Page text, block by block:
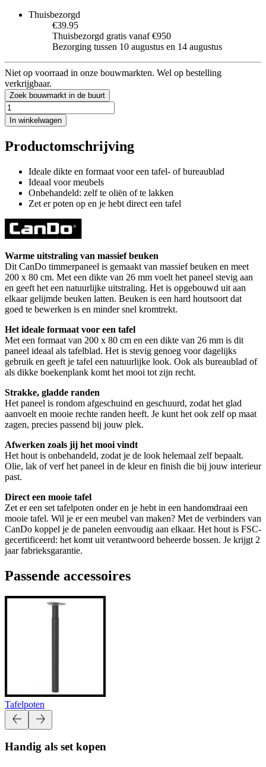
Thuisbezorgd
€39.95
Thuisbezorgd gratis vanaf €950
Bezorging tussen 10 augustus en 14 augustus
Niet op voorraad in onze bouwmarkten. Wel op bestelling
verkrijgbaar.
Zoek bouwmarkt in de buurt
In winkelwagen
Productomschrijving
Ideale dikte en formaat voor een tafel- of bureaublad
Ideaal voor meubels
Onbehandeld: zelf te oliën of te lakken
Zet er poten op en je hebt direct een tafel
Warme uitstraling van massief beuken
Dit CanDo timmerpaneel is gemaakt van massief beuken en meet
200 x 80 cm. Met een dikte van 26 mm voelt het paneel stevig aan
en geeft het een natuurlijke uitstraling. Het is opgebouwd uit aan
elkaar gelijmde beuken latten. Beuken is een hard houtsoort dat
goed te bewerken is en minder snel kromtrekt.
Het ideale formaat voor een tafel
Met een formaat van 200 x 80 cm en een dikte van 26 mm is dit
paneel ideaal als tafelblad. Het is stevig genoeg voor dagelijks
gebruik en geeft je tafel een natuurlijke look. Ook als bureaublad of
als dikke boekenplank komt het mooi tot zijn recht.
Strakke, gladde randen
Het paneel is rondom afgeschuind en geschuurd, zodat het glad
aanvoelt en mooie rechte randen heeft. Je kunt het ook zelf op maat
zagen, precies passend bij jouw plek.
Afwerken zoals jij het mooi vindt
Het hout is onbehandeld, zodat je de look helemaal zelf bepaalt.
Olie, lak of verf het paneel in de kleur en finish die bij jouw interieur
past.
Direct een mooie tafel
Zet er een set tafelpoten onder en je hebt in een handomdraai een
mooie tafel. Wil je er een meubel van maken? Met de verbinders van
CanDo koppel je de panelen eenvoudig aan elkaar. Het hout is FSC-
gecertificeerd: het komt uit verantwoord beheerde bossen. Je krijgt 2
jaar fabrieksgarantie.
Passende accessoires
Tafelpoten
Handig als set kopen